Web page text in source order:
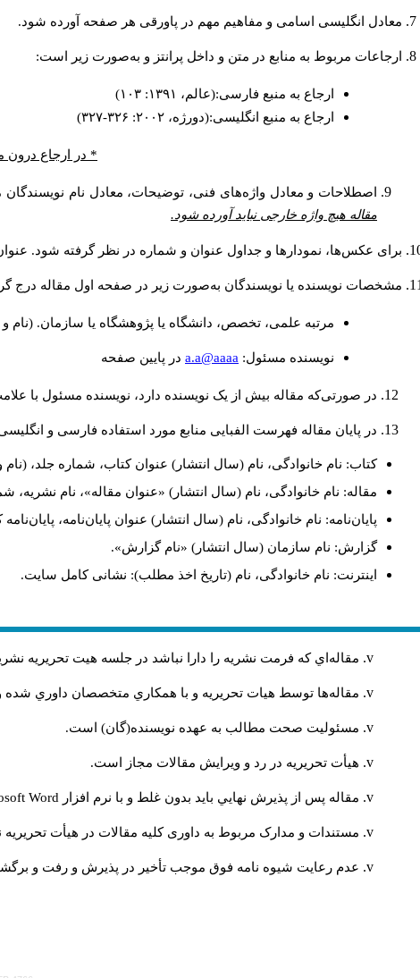
معادل انگلیسی اسامی و مفاهیم مهم در پاورقی هر صفحه آورده شود.
ارجاعات مربوط به منابع در متن و داخل پرانتز و به‌صورت زیر است:
ارجاع به منبع فارسی:(عالم، ۱۳۹۱: ۱۰۳)
ارجاع به منبع انگلیسی:(دورژه، ۲۰۰۲: ۳۲۶-۳۲۷)
* در ارجاع درون
اصطلاحات و معادل واژه‌های فنی، توضیحات، معادل نام
مقاله هیچ واژه خارجی نباید آورده شود.
برای عکس‌ها، نمودارها و جداول عنوان و شماره در نظر گرفته شود.
مشخصات نویسنده یا نویسندگان به‌صورت زیر در صفحه اول مقاله درج
مرتبه علمی، تخصص، دانشگاه یا پژوهشگاه یا سازمان. (نام
نويسنده مسئول: a.a@aaaa در پايين صفحه
در صورتی‌که مقاله بیش از یک نویسنده دارد، نویسنده مسئول با
در پایان مقاله فهرست الفبایی منابع مورد استفاده فارسی و
کتاب: نام خانوادگی، نام (سال انتشار) عنوان کتاب، شماره جلد،
مقاله: نام خانوادگی، نام (سال انتشار) «عنوان مقاله»، نام
پایان‌نامه: نام خانوادگی، نام (سال انتشار) عنوان پایان‌نامه،
گزارش: نام سازمان (سال انتشار) «نام گزارش».
اینترنت: نام خانوادگی، نام (تاریخ اخذ مطلب): نشانی کامل سایت.
مقاله‌اي كه فرمت نشريه را دارا نباشد در جلسه هيت تحريريه
مقاله‌ها توسط هیات تحريريه و با همکاري متخصصان داوري
مسئوليت صحت مطالب به عهده نويسنده(گان) است.
هيأت تحريريه در رد و ويرايش مقالات مجاز است.
مقاله پس از پذيرش نهايي باید بدون غلط و با نرم افزار Word
مستندات و مدارک مربوط به داوری کلیه مقالات در هیأت
عدم رعایت شیوه نامه فوق موجب تأخیر در پذیرش و رفت و